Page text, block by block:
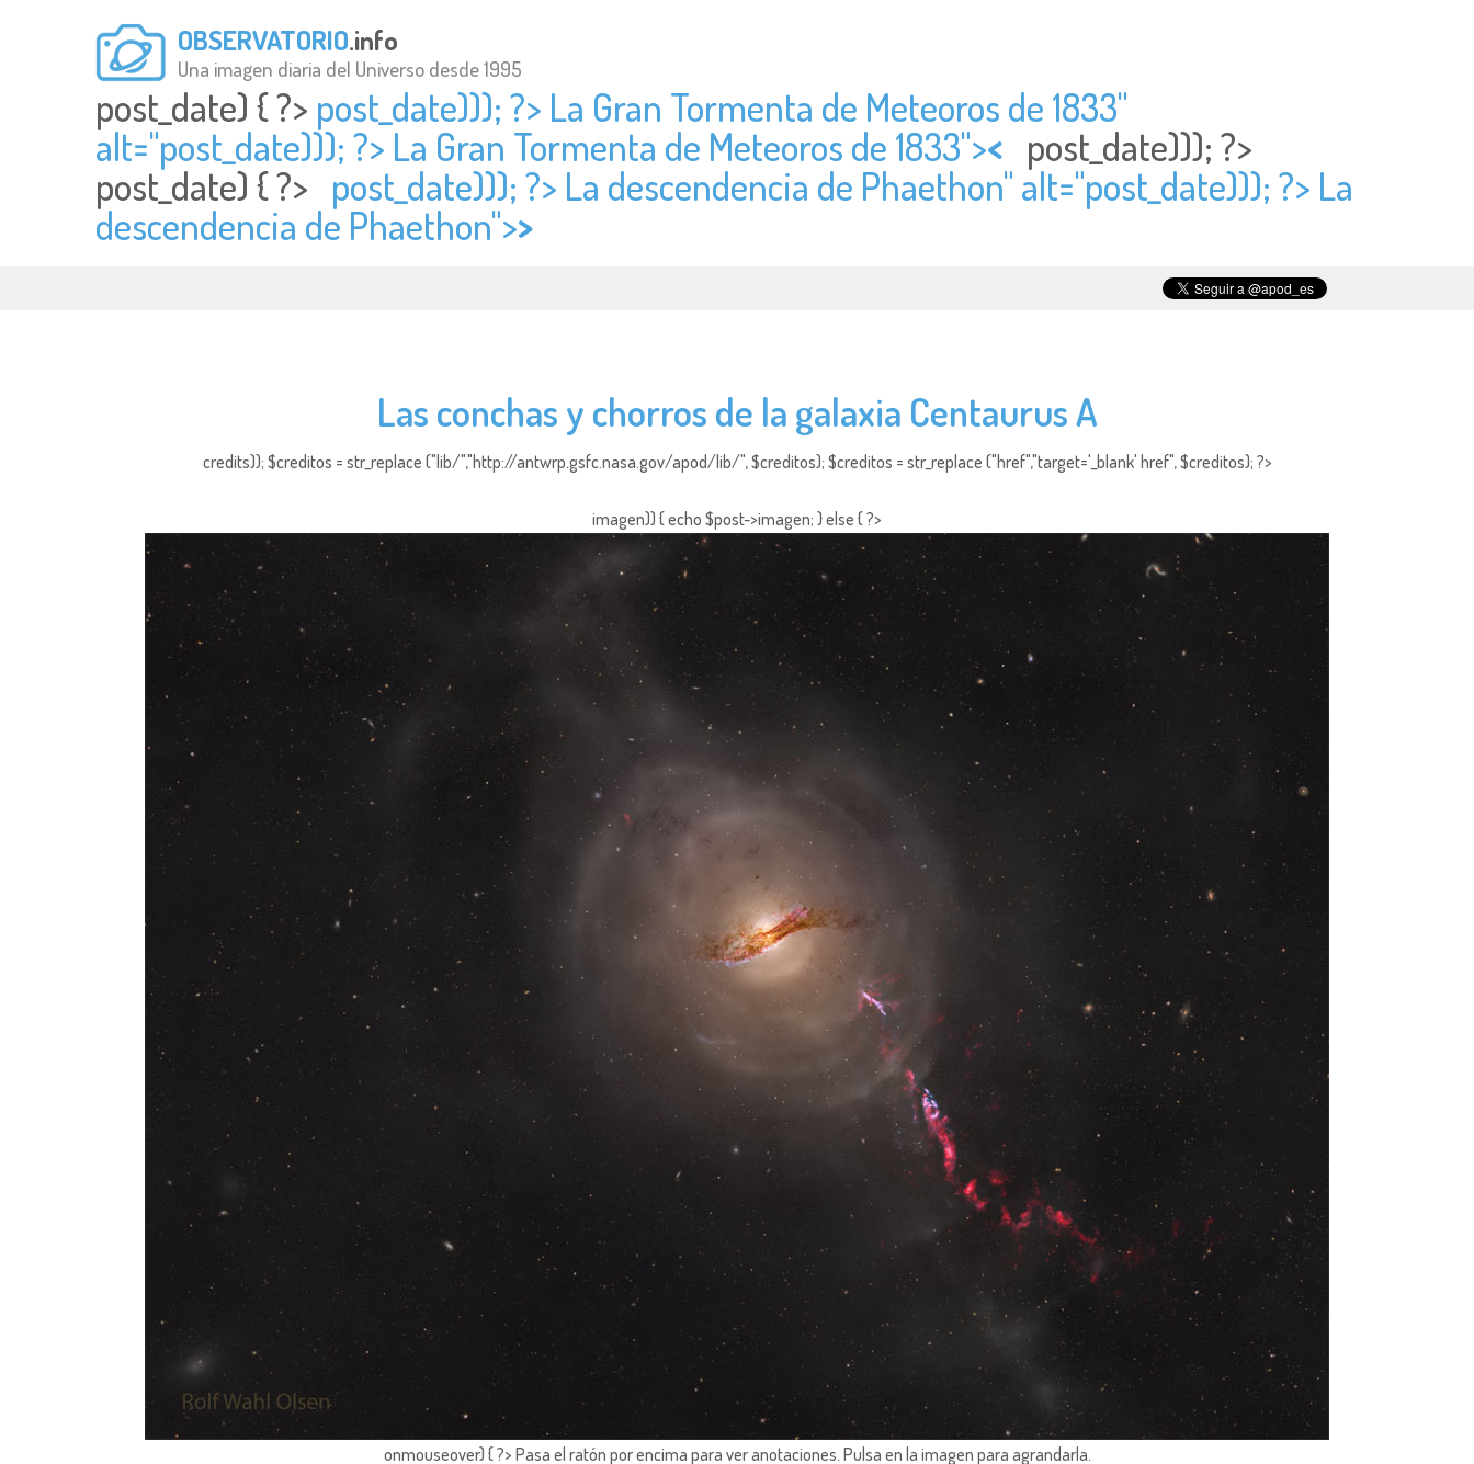
OBSERVATORIO.info
Una imagen diaria del Universo desde 1995
post_date) { ?> post_date))); ?> La Gran Tormenta de Meteoros de 1833"
alt="post_date))); ?> La Gran Tormenta de Meteoros de 1833">< post_date))); ?>
post_date) { ?> post_date))); ?> La descendencia de Phaethon" alt="post_date))); ?> La
descendencia de Phaethon">>
Las conchas y chorros de la galaxia Centaurus A
credits)); $creditos = str_replace ("lib/","http://antwrp.gsfc.nasa.gov/apod/lib/", $creditos); $creditos = str_replace ("href","target='_blank' href", $creditos); ?>
imagen)) { echo $post->imagen; } else { ?>
onmouseover) { ?> Pasa el ratón por encima para ver anotaciones. Pulsa en la imagen para agrandarla.